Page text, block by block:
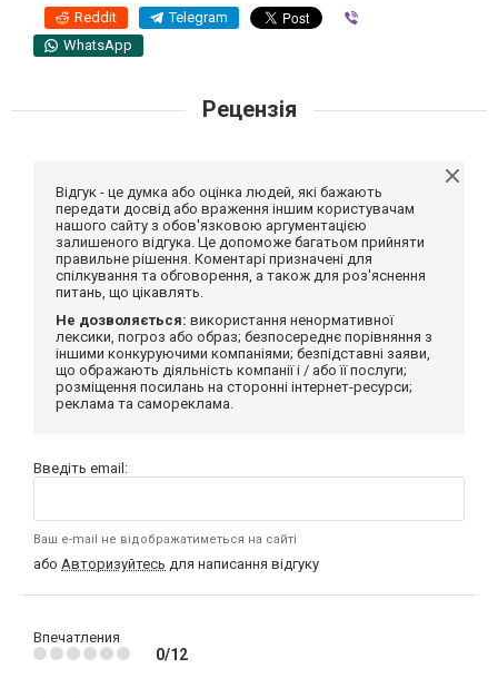
Reddit Telegram
WhatsApp
Рецензія
Відгук - це думка або оцінка людей, які бажають
передати досвід або враження іншим користувачам
нашого сайту з обов'язковою аргументацією
залишеного відгука. Це допоможе багатьом прийняти
правильне рішення. Коментарі призначені для
спілкування та обговорення, а також для роз'яснення
питань, що цікавлять.
Не дозволяється: використання ненормативної
лексики, погроз або образ; безпосереднє порівняння з
іншими конкуруючими компаніями; безпідставні заяви,
що ображають діяльність компанії і / або її послуги;
розміщення посилань на сторонні інтернет-ресурси;
реклама та самореклама.
Введіть email:
Ваш e-mail не відображатиметься на сайті
або Авторизуйтесь для написання відгуку
Впечатления
0/12